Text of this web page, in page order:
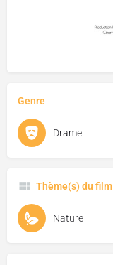
Genre
Drame
Thème(s) du film
Nature